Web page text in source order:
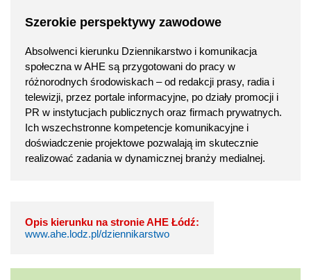
Szerokie perspektywy zawodowe
Absolwenci kierunku Dziennikarstwo i komunikacja
społeczna w AHE są przygotowani do pracy w
różnorodnych środowiskach – od redakcji prasy, radia i
telewizji, przez portale informacyjne, po działy promocji i
PR w instytucjach publicznych oraz firmach prywatnych.
Ich wszechstronne kompetencje komunikacyjne i
doświadczenie projektowe pozwalają im skutecznie
realizować zadania w dynamicznej branży medialnej.
Opis kierunku na stronie AHE Łódź:
www.ahe.lodz.pl/dziennikarstwo